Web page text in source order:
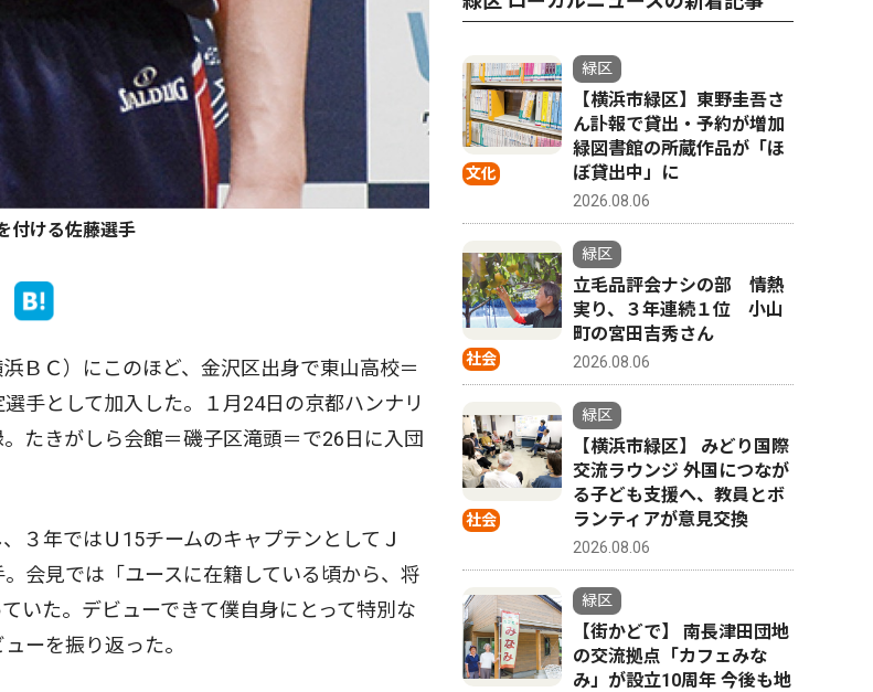
付ける佐藤選手
ＢＣ）にこのほど、金沢区出身で東山高校＝
手として加入した。１月24日の京都ハンナリ
たきがしら会館＝磯子区滝頭＝で26日に入団
３年ではＵ15チームのキャプテンとしてＪ
会見では「ユースに在籍している頃から、将
いた。デビューできて僕自身にとって特別な
ーを振り返った。
文化
緑区
【横浜市緑区】東野圭吾さ
ん訃報で貸出・予約が増加
緑図書館の所蔵作品が「ほ
ぼ貸出中」に
2026.08.06
社会
緑区
立毛品評会ナシの部 情熱
実り、３年連続１位 小山
町の宮田吉秀さん
2026.08.06
社会
緑区
【横浜市緑区】 みどり国際
交流ラウンジ 外国につなが
る子ども支援へ、教員とボ
ランティアが意見交換
2026.08.06
緑区
【街かどで】 南長津田団地
の交流拠点「カフェみな
み」が設立10周年 今後も地